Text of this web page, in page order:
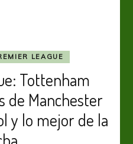
LEAGUE
Tottenham
de Manchester
y lo mejor de la